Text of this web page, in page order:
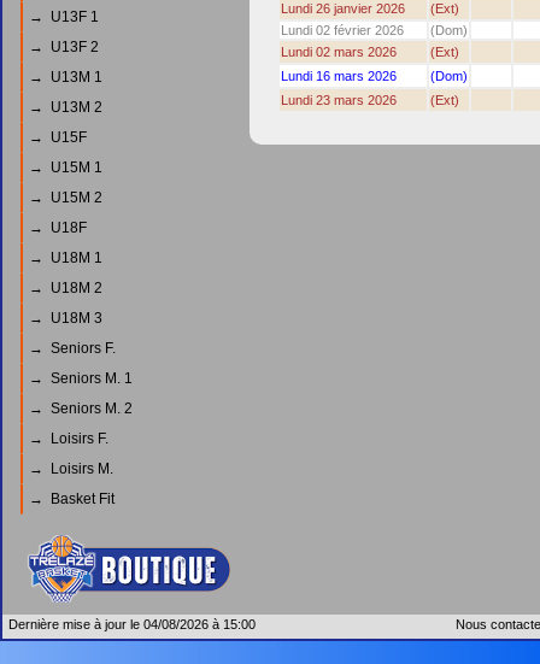
→ U13F 1
→ U13F 2
→ U13M 1
→ U13M 2
→ U15F
→ U15M 1
→ U15M 2
→ U18F
→ U18M 1
→ U18M 2
→ U18M 3
→ Seniors F.
→ Seniors M. 1
→ Seniors M. 2
→ Loisirs F.
→ Loisirs M.
→ Basket Fit
Lundi 26 janvier 2026
(Ext)
Lundi 02 février 2026
(Dom)
Lundi 02 mars 2026
(Ext)
Lundi 16 mars 2026
(Dom)
Lundi 23 mars 2026
(Ext)
Dernière mise à jour le 04/08/2026 à 15:00 Nous